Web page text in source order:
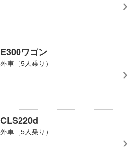
E300ワゴン
外車（5人乗り）
CLS220d
外車（5人乗り）